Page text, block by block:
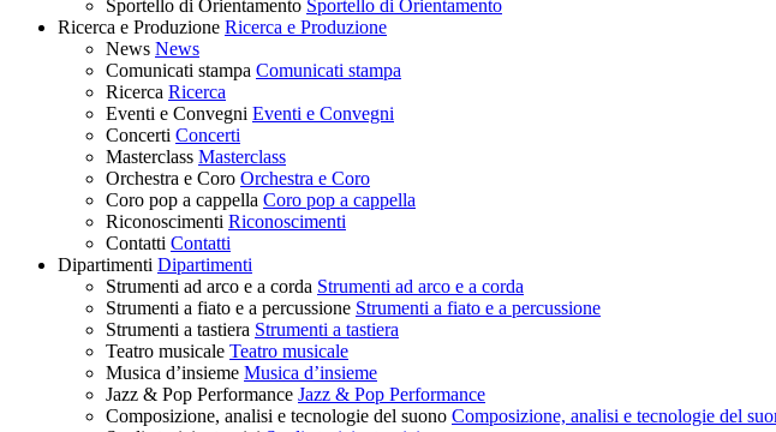
Sportello di Orientamento Sportello di Orientamento
Ricerca e Produzione Ricerca e Produzione
News News
Comunicati stampa Comunicati stampa
Ricerca Ricerca
Eventi e Convegni Eventi e Convegni
Concerti Concerti
Masterclass Masterclass
Orchestra e Coro Orchestra e Coro
Coro pop a cappella Coro pop a cappella
Riconoscimenti Riconoscimenti
Contatti Contatti
Dipartimenti Dipartimenti
Strumenti ad arco e a corda Strumenti ad arco e a corda
Strumenti a fiato e a percussione Strumenti a fiato e a percussione
Strumenti a tastiera Strumenti a tastiera
Teatro musicale Teatro musicale
Musica d’insieme Musica d’insieme
Jazz & Pop Performance Jazz & Pop Performance
Composizione, analisi e tecnologie del suono Composizione, analisi e tecnologie del